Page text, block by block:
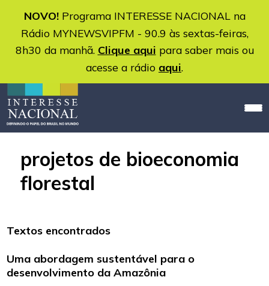
NOVO!Programa INTERESSE NACIONAL na
Rádio MYNEWSVIPFM - 90.9 às sextas-feiras,
8h30 da manhã. Clique aqui para saber mais ou
acesse a rádio aqui.
projetos de bioeconomia
florestal
Textos encontrados
Uma abordagem sustentável para o
desenvolvimento da Amazônia